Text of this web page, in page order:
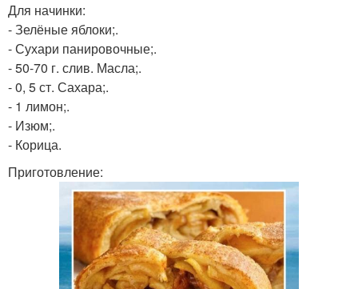
Для начинки:
- Зелёные яблоки;.
- Сухари панировочные;.
- 50-70 г. слив. Масла;.
- 0, 5 ст. Сахара;.
- 1 лимон;.
- Изюм;.
- Корица.
Приготовление: